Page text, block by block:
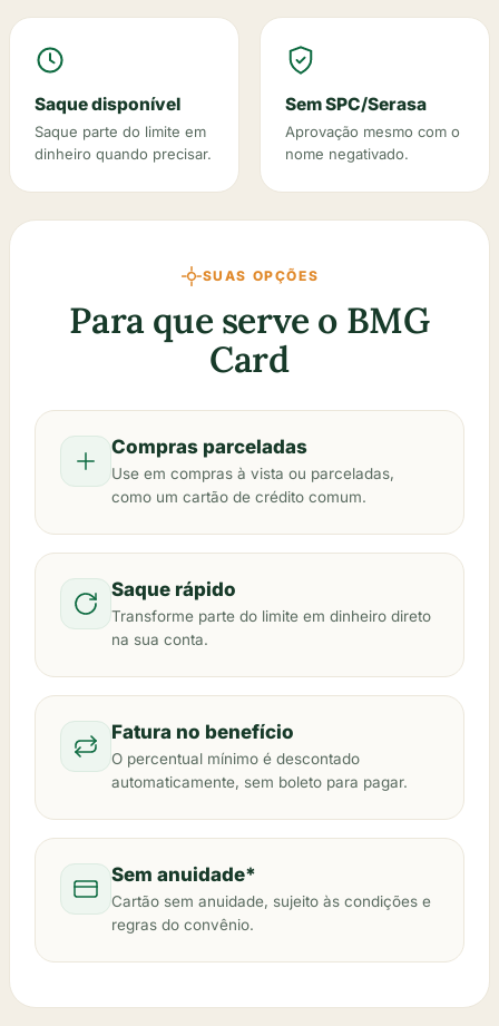
Saque disponível
Saque parte do limite em
dinheiro quando precisar.
Sem SPC/Serasa
Aprovação mesmo com o
nome negativado.
SUAS OPÇÕES
Para que serve o BMG
Card
Compras parceladas
Use em compras à vista ou parceladas,
como um cartão de crédito comum.
Saque rápido
Transforme parte do limite em dinheiro direto
na sua conta.
Fatura no benefício
O percentual mínimo é descontado
automaticamente, sem boleto para pagar.
Sem anuidade*
Cartão sem anuidade, sujeito às condições e
regras do convênio.